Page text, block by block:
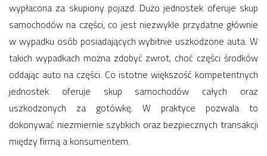
wypłacona za skupiony pojazd. Dużo jednostek oferuje skup
samochodów na części, co jest niezwykle przydatne głównie
w wypadku osób posiadających wybitnie uszkodzone auta. W
takich wypadkach można zdobyć zwrot, choć części środków
oddając auto na części. Co istotne większość kompetentnych
jednostek oferuje skup samochodów całych oraz
uszkodzonych za gotówkę. W praktyce pozwala to
dokonywać niezmiernie szybkich oraz bezpiecznych transakcji
między firmą a konsumentem.